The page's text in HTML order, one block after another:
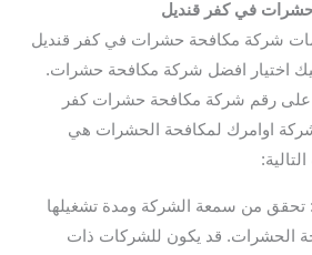
في كفر قنديل
شركة مكافحة حشرات في كفر قنديل
اختيار افضل شركة مكافحة حشرات.
على رقم شركة مكافحة حشرات كفر
اوامرك لمكافحة الحشرات هي
تحقق من سمعة الشركة ومدة تشغيلها
الحشرات. قد يكون للشركات ذات